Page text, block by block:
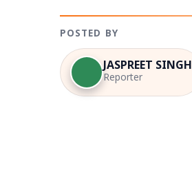
POSTED BY
JASPREET SINGH
Reporter